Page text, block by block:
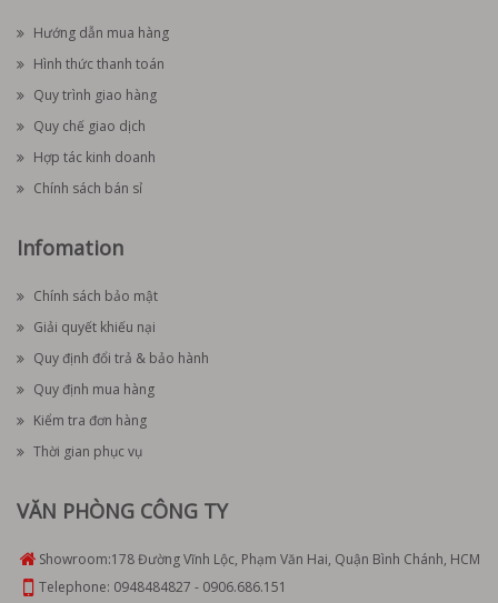
Hướng dẫn mua hàng
Hình thức thanh toán
Quy trình giao hàng
Quy chế giao dịch
Hợp tác kinh doanh
Chính sách bán sỉ
Infomation
Chính sách bảo mật
Giải quyết khiếu nại
Quy định đổi trả & bảo hành
Quy định mua hàng
Kiểm tra đơn hàng
Thời gian phục vụ
VĂN PHÒNG CÔNG TY
Showroom:178 Đường Vĩnh Lộc, Phạm Văn Hai, Quận Bình Chánh, HCM
Telephone: 0948484827 - 0906.686.151